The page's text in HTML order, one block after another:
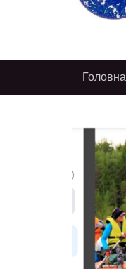
Головна